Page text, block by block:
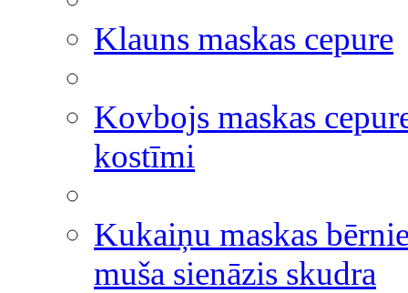
Klauns maskas cepure
Kovbojs maskas
kostīmi
Kukaiņu maskas
muša sienāzis skudra